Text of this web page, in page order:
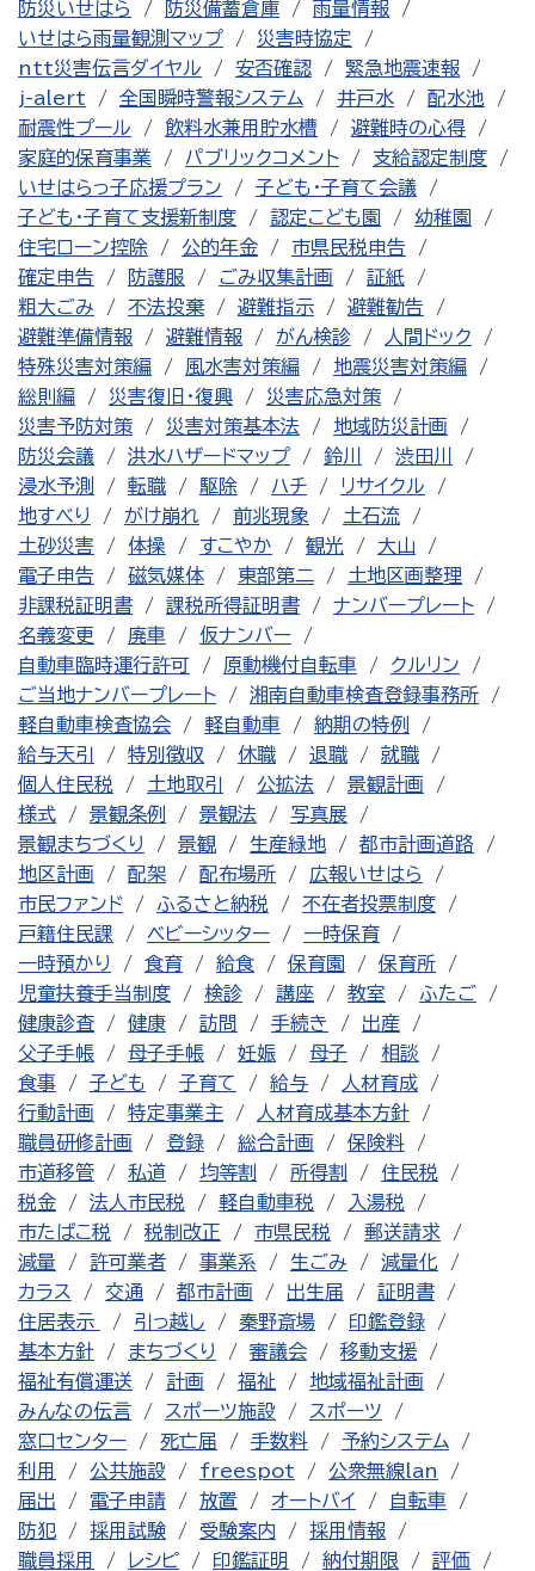
防災いせはら 防災備蓄倉庫
雨量情報
いせはら雨量観測マップ
災害時協定
ntt災害伝言ダイヤル
安否確認
緊急地震速報
j-alert
全国瞬時警報システム 井戸水
配水池
耐震性プール
飲料水兼用貯水槽
避難時の心得
家庭的保育事業
パブリックコメント
支給認定制度
いせはらっ子応援プラン
子ども・子育て会議
子ども・子育て支援新制度
認定こども園
幼稚園
住宅ローン控除
公的年金
市県民税申告
確定申告
防護服 ごみ収集計画
証紙
粗大ごみ
不法投棄 避難指示
避難勧告
避難準備情報
避難情報 がん検診
人間ドック
特殊災害対策編
風水害対策編
地震災害対策編
総則編
災害復旧・復興
災害応急対策
災害予防対策
災害対策基本法
地域防災計画
防災会議
洪水ハザードマップ 鈴川
渋田川
浸水予測
転職 駆除 ハチ
リサイクル
地すべり
がけ崩れ 前兆現象
土石流
土砂災害
体操 すこやか 観光
大山
電子申告
磁気媒体 東部第二
土地区画整理
非課税証明書
課税所得証明書
ナンバープレート
名義変更
廃車
仮ナンバー
自動車臨時運行許可
原動機付自転車
クルリン
ご当地ナンバープレート
湘南自動車検査登録事務所
軽自動車検査協会
軽自動車
納期の特例
給与天引
特別徴収 休職 退職
就職
個人住民税
土地取引 公拡法
景観計画
様式
景観条例 景観法
写真展
景観まちづくり
景観 生産緑地
都市計画道路
地区計画
配架 配布場所
広報いせはら
市民ファンド
ふるさと納税
不在者投票制度
戸籍住民課
ベビーシッター
一時保育
一時預かり
食育 給食 保育園
保育所
児童扶養手当制度
検診 講座 教室
ふたご
健康診査
健康 訪問 手続き
出産
父子手帳
母子手帳 妊娠 母子
相談
食事
子ども 子育て 給与
人材育成
行動計画
特定事業主
人材育成基本方針
職員研修計画
登録 総合計画
保険料
市道移管
私道 均等割 所得割
住民税
税金
法人市民税 軽自動車税
入湯税
市たばこ税
税制改正 市県民税
郵送請求
減量
許可業者 事業系 生ごみ
減量化
カラス
交通 都市計画 出生届
証明書
住居表示
引っ越し 秦野斎場
印鑑登録
基本方針
まちづくり 審議会
移動支援
福祉有償運送
計画 福祉
地域福祉計画
みんなの伝言
スポーツ施設
スポーツ
窓口センター
死亡届 手数料
予約システム
利用
公共施設 freespot
公衆無線lan
届出
電子申請 放置 オートバイ
自転車
防犯
採用試験 受験案内
採用情報
職員採用
レシピ 印鑑証明 納付期限
評価